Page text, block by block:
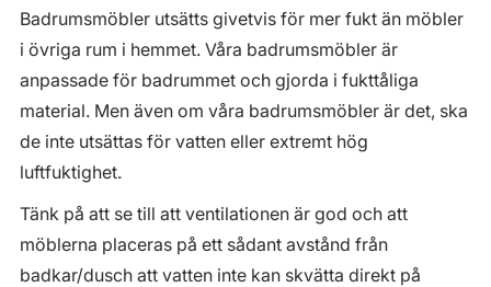
Badrumsmöbler utsätts givetvis för mer fukt än möbler
i övriga rum i hemmet. Våra badrumsmöbler är
anpassade för badrummet och gjorda i fukttåliga
material. Men även om våra badrumsmöbler är det, ska
de inte utsättas för vatten eller extremt hög
luftfuktighet.
Tänk på att se till att ventilationen är god och att
möblerna placeras på ett sådant avstånd från
badkar/dusch att vatten inte kan skvätta direkt på